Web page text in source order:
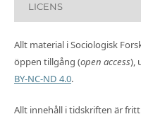
LICENS
Allt material i Sociologisk
öppen tillgång (open access),
BY-NC-ND 4.0.
Allt innehåll i tidskriften är